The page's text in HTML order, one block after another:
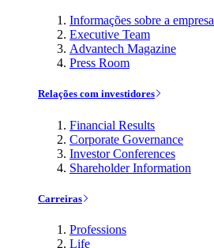
Informações sobre a empresa
Executive Team
Advantech Magazine
Press Room
Relações com investidores
Financial Results
Corporate Governance
Investor Conferences
Shareholder Information
Carreiras
Professions
Life